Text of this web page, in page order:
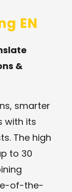
EN
&
smarter
with its
The high
to 30
of-the-